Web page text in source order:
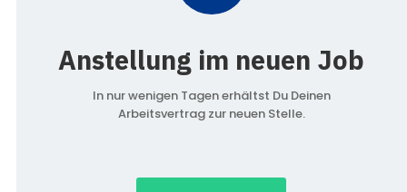
Anstellung im neuen Job
In nur wenigen Tagen erhältst Du Deinen
Arbeitsvertrag zur neuen Stelle.